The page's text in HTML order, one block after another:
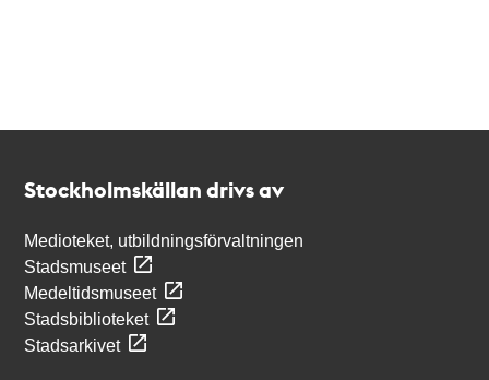
Stockholmskällan drivs av
Medioteket, utbildningsförvaltningen
Stadsmuseet
Medeltidsmuseet
Stadsbiblioteket
Stadsarkivet